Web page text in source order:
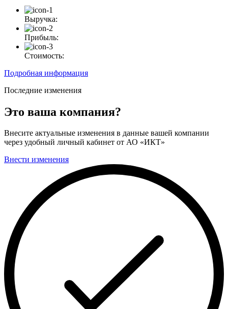
Выручка:
Прибыль:
Стоимость:
Подробная информация
Последние изменения
Это ваша компания?
Внесите актуальные изменения в данные вашей компании
через удобный личный кабинет от АО «ИКТ»
Внести изменения